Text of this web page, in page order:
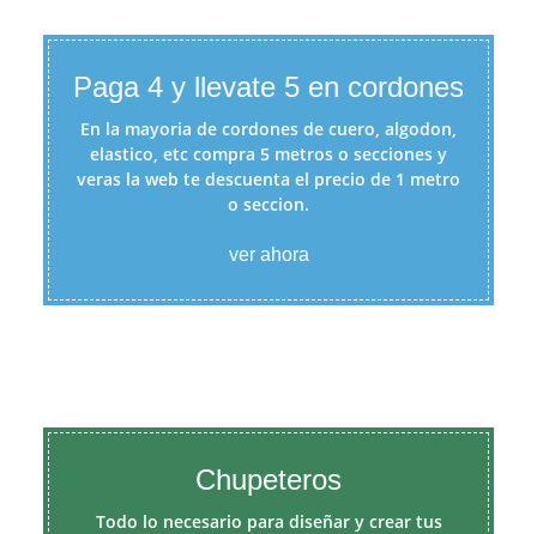
Paga 4 y llevate 5 en cordones
En la mayoria de cordones de cuero, algodon,
elastico, etc compra 5 metros o secciones y
veras la web te descuenta el precio de 1 metro
o seccion.
ver ahora
Chupeteros
Todo lo necesario para diseñar y crear tus